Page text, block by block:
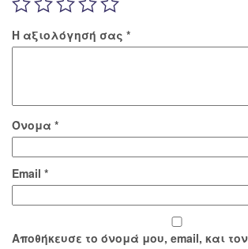
Η αξιολόγησή σας *
Όνομα *
Email *
Αποθήκευσε το όνομά μου, email, και